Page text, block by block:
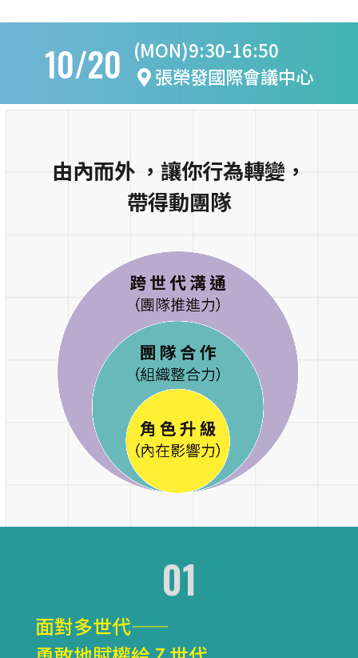
10/20 (MON)9:30-16:50
張榮發國際會議中心
由內而外 ，讓你行為轉變，
帶得動團隊
01
面對多世代——